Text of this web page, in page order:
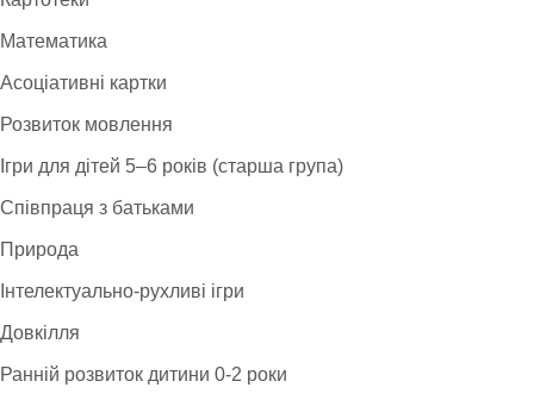
Математика
Асоціативні картки
Розвиток мовлення
Ігри для дітей 5–6 років (старша група)
Співпраця з батьками
Природа
Інтелектуально-рухливі ігри
Довкілля
Ранній розвиток дитини 0-2 роки